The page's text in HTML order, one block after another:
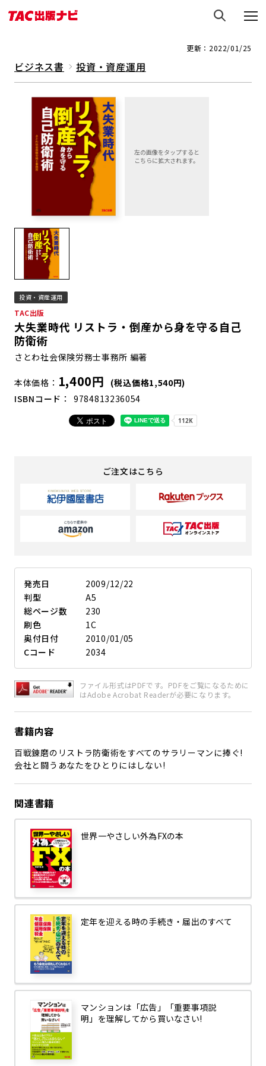
更新：2022/01/25
ビジネス書 投資・資産運用
投資・資産運用
TAC出版
大失業時代 リストラ・倒産から身を守る自己
防衛術
さとわ社会保険労務士事務所 編著
本体価格 1,400円
(税込価格1,540円)
ISBNコード
9784813236054
ご注文はこちら
発売日
2009/12/22
判型
A5
総ページ数
230
刷色
1C
奥付日付
2010/01/05
Cコード
2034
ファイル形式はPDFです。PDFをご覧になるために
はAdobe Acrobat Readerが必要になります。
書籍内容
百戦錬磨のリストラ防衛術をすべてのサラリーマンに捧ぐ!
会社と闘うあなたをひとりにはしない!
関連書籍
世界一やさしい外為FXの本
定年を迎える時の手続き・届出のすべて
マンションは「広告」「重要事項説
明」を理解してから買いなさい!